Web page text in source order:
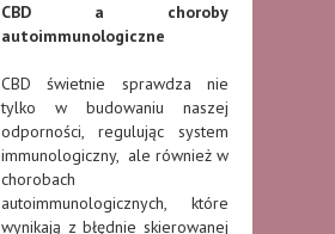
CBD a choroby
autoimmunologiczne
CBD świetnie sprawdza nie
tylko w budowaniu naszej
odporności, regulując system
immunologiczny, ale również w
chorobach
autoimmunologicznych, które
wynikają z błędnie skierowanej